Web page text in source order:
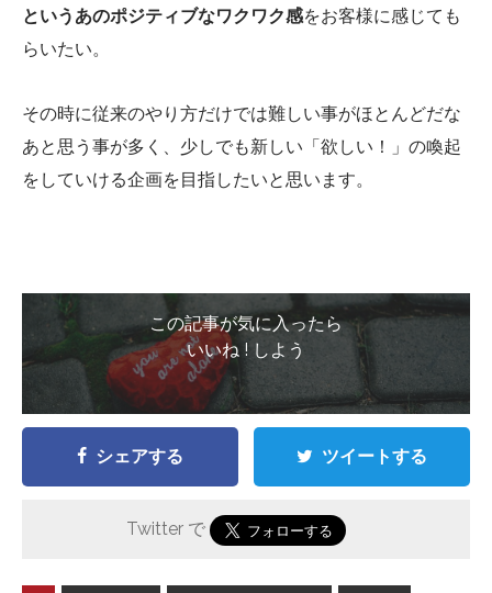
というあのポジティブなワクワク感をお客様に感じても
らいたい。
その時に従来のやり方だけでは難しい事がほとんどだな
あと思う事が多く、少しでも新しい「欲しい！」の喚起
をしていける企画を目指したいと思います。
この記事が気に入ったら
いいね ! しよう
シェアする ツイートする
Twitter で